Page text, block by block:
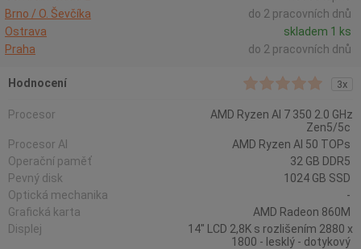
Brno / O. Ševčíka
do 2 pracovních dnů
Ostrava
skladem 1 ks
Praha
do 2 pracovních dnů
Hodnocení 3x
Procesor
AMD Ryzen AI 7 350 2.0 GHz
Zen5/5c
Procesor AI
AMD Ryzen AI 50 TOPs
Operační paměť
32 GB DDR5
Pevný disk
1024 GB SSD
Optická mechanika
-
Grafická karta
AMD Radeon 860M
Displej
14" LCD 2,8K s rozlišením 2880 x
1800 - lesklý - dotykový